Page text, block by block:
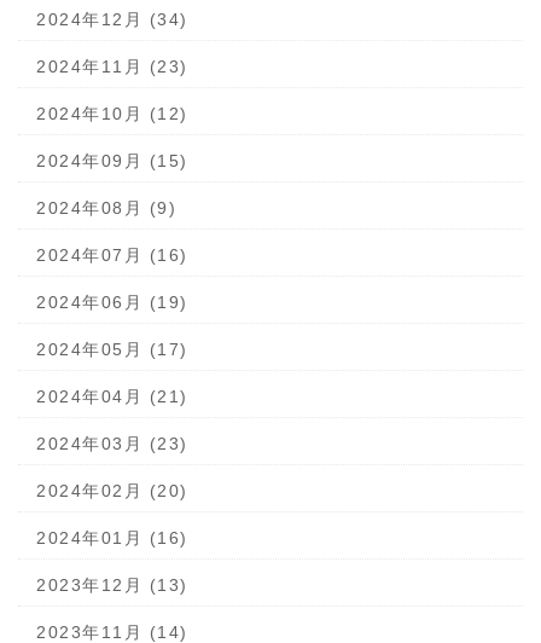
2024年12月 (34)
2024年11月 (23)
2024年10月 (12)
2024年09月 (15)
2024年08月 (9)
2024年07月 (16)
2024年06月 (19)
2024年05月 (17)
2024年04月 (21)
2024年03月 (23)
2024年02月 (20)
2024年01月 (16)
2023年12月 (13)
2023年11月 (14)